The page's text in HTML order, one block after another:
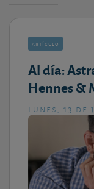
artículo
Al día:
Hennes &
lunes, 13 de